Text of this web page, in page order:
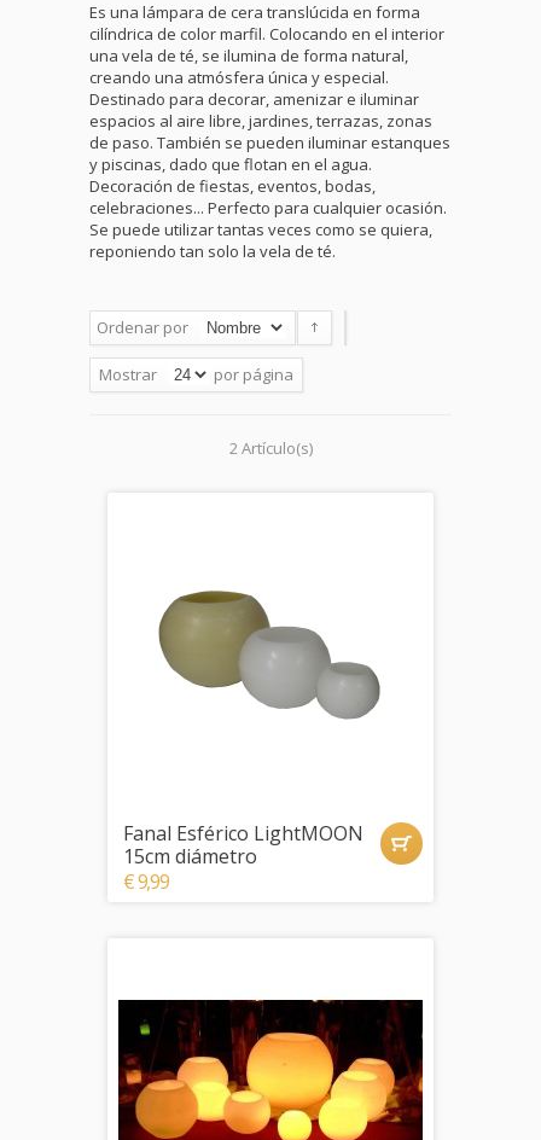
Es una lámpara de cera translúcida en forma
cilíndrica de color marfil. Colocando en el interior
una vela de té, se ilumina de forma natural,
creando una atmósfera única y especial.
Destinado para decorar, amenizar e iluminar
espacios al aire libre, jardines, terrazas, zonas
de paso. También se pueden iluminar estanques
y piscinas, dado que flotan en el agua.
Decoración de fiestas, eventos, bodas,
celebraciones... Perfecto para cualquier ocasión.
Se puede utilizar tantas veces como se quiera,
reponiendo tan solo la vela de té.
Ordenar por
Mostrar por página
2 Artículo(s)
Fanal Esférico LightMOON
15cm diámetro
€ 9,99